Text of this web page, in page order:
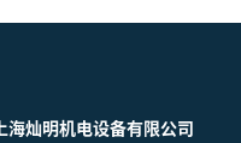
海灿明机电设备有限公司